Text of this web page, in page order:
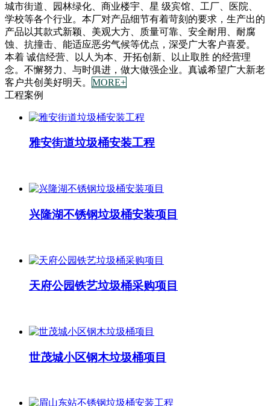
城市街道、园林绿化、商业楼宇、星 级宾馆、工厂、医院、
学校等各个行业。本厂对产品细节有着苛刻的要求，生产出的
产品以其款式新颖、美观大方、质量可靠、安全耐用、耐腐
蚀、抗撞击、能适应恶劣气候等优点，深受广大客户喜爱。
本着 诚信经营、以人为本、开拓创新、以止取胜 的经营理
念。不懈努力、与时俱进，做大做强企业。真诚希望广大新老
客户共创美好明天。 MORE+
工程案例
雅安街道垃圾桶安装工程
兴隆湖不锈钢垃圾桶安装项目
天府公园铁艺垃圾桶采购项目
世茂城小区钢木垃圾桶项目